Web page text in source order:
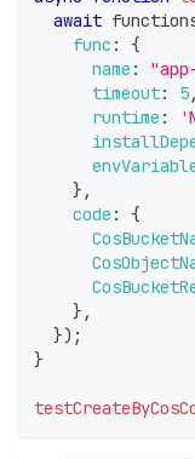
await
func :
{
name :
timeout: 5,
runtime :
} ,
code :
{
} ,
}) ;
}